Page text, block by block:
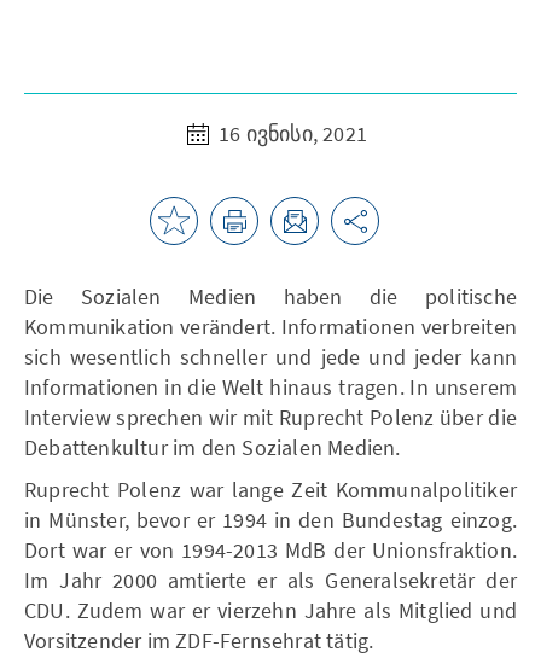
16 ივნისი, 2021
Die Sozialen Medien haben die politische
Kommunikation verändert. Informationen verbreiten
sich wesentlich schneller und jede und jeder kann
Informationen in die Welt hinaus tragen. In unserem
Interview sprechen wir mit Ruprecht Polenz über die
Debattenkultur im den Sozialen Medien.
Ruprecht Polenz war lange Zeit Kommunalpolitiker
in Münster, bevor er 1994 in den Bundestag einzog.
Dort war er von 1994-2013 MdB der Unionsfraktion.
Im Jahr 2000 amtierte er als Generalsekretär der
CDU. Zudem war er vierzehn Jahre als Mitglied und
Vorsitzender im ZDF-Fernsehrat tätig.